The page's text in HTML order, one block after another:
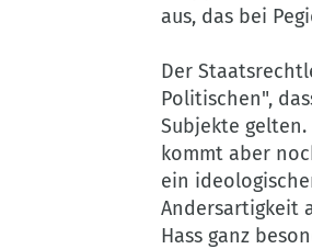
aus, das bei
Der
Politischen",
Subjekte gelten.
kommt aber
ein
Andersartigkeit
Hass ganz